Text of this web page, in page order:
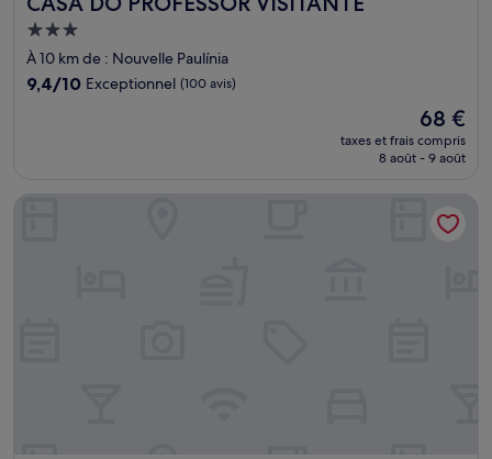
Hébergement
3.0 étoiles
À 10 km de : Nouvelle Paulínia
9.4
9,4/10 Exceptionnel (100 avis)
Le
nouveau
prix
68 €
68 €
taxes et frais compris
8 août - 9 août
Matiz Barão Geraldo Express